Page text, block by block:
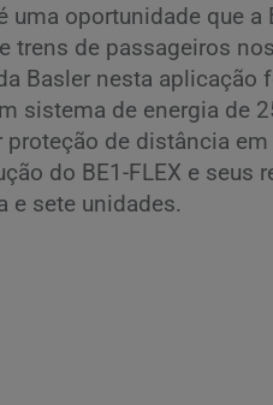
uma oportunidade que a
trens de passageiros
Basler nesta aplicação
sistema de energia de
proteção de distância
do BE1-FLEX e seus
e sete unidades.